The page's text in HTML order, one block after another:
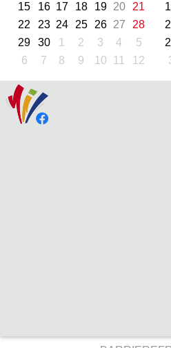
15
16 17 18 19 20
21
22
23 24 25 26 27
28
29
30 1 2 3 4
5
6
7 8 9 10 11 12